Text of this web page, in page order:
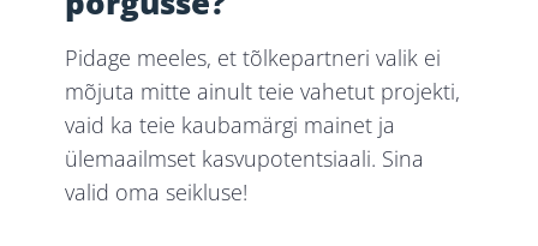
Pidage meeles, et tõlkepartneri valik ei
mõjuta mitte ainult teie vahetut projekti,
vaid ka teie kaubamärgi mainet ja
ülemaailmset kasvupotentsiaali. Sina
valid oma seikluse!